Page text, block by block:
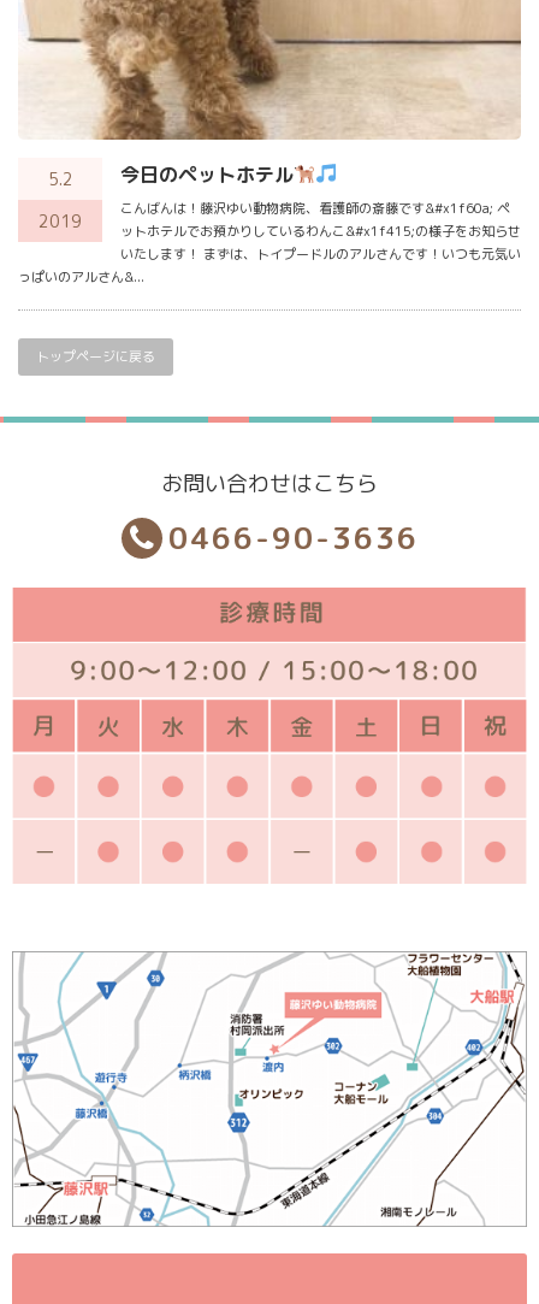
5.2
2019
今日のペットホテル
こんばんは！藤沢ゆい動物病院、看護師の斎藤です&#x1f60a; ペ
ットホテルでお預かりしているわんこ&#x1f415;の様子をお知らせ
いたします！ まずは、トイプードルのアルさんです！いつも元気い
っぱいのアルさん&...
トップページに戻る
お問い合わせはこちら
0466-90-3636